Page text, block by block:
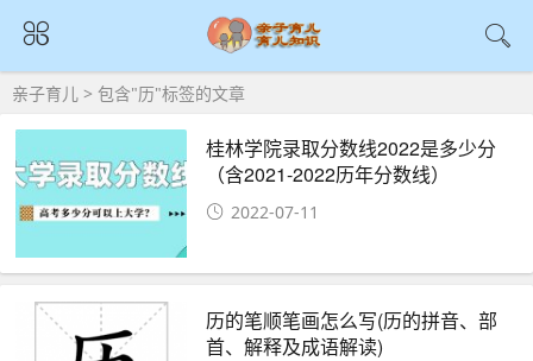
亲子育儿 > 包含"历"标签的文章
桂林学院录取分数线2022是多少分
（含2021-2022历年分数线）
2022-07-11
历的笔顺笔画怎么写(历的拼音、部
首、解释及成语解读)